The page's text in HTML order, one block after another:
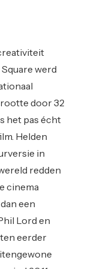
werd
door 32
het pas écht
Helden
in
redden
cinema
een
Lord en
eerder